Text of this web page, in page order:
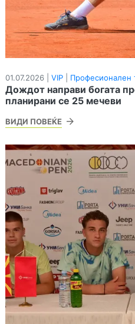
01.07.2026 | VIP Професионален
Дождот направи богата
планирани се 25 мечеви
ВИДИ ПОВЕЌЕ